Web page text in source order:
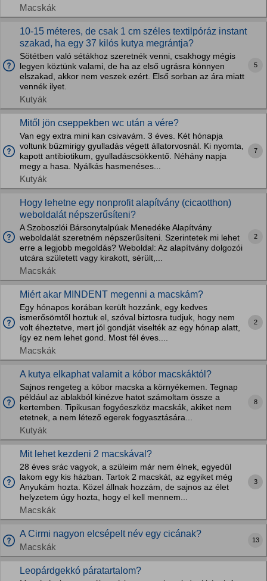
Macskák
10-15 méteres, de csak 1 cm széles textilpóráz instant
szakad, ha egy 37 kilós kutya megrántja?
Sötétben való sétákhoz szeretnék venni, csakhogy mégis
legyen köztünk valami, de ha az első ugrásra könnyen
elszakad, akkor nem veszek ezért. Első sorban az ára miatt
vennék ilyet.
Kutyák
5
Mitől jön cseppekben wc után a vére?
Van egy extra mini kan csivavám. 3 éves. Két hónapja
voltunk bűzmirigy gyulladás végett állatorvosnál. Ki nyomta,
kapott antibiotikum, gyulladáscsökkentő. Néhány napja
megy a hasa. Nyálkás hasmenéses...
Kutyák
7
Hogy lehetne egy nonprofit alapítvány (cicaotthon)
weboldalát népszerűsíteni?
A Szoboszlói Bársonytalpúak Menedéke Alapítvány
weboldalát szeretném népszerűsíteni. Szerintetek mi lehet
erre a legjobb megoldás? Weboldal: Az alapítvány dolgozói
utcára született vagy kirakott, sérült,...
Macskák
2
Miért akar MINDENT megenni a macskám?
Egy hónapos korában került hozzánk, egy kedves
ismerősömtől hoztuk el, szóval biztosra tudjuk, hogy nem
volt éheztetve, mert jól gondját viselték az egy hónap alatt,
így ez nem lehet gond. Most fél éves....
Macskák
2
A kutya elkaphat valamit a kóbor macskáktól?
Sajnos rengeteg a kóbor macska a környékemen. Tegnap
például az ablakból kinézve hatot számoltam össze a
kertemben. Tipikusan fogyóeszköz macskák, akiket nem
etetnek, a nem létező egerek fogyasztására...
Kutyák
8
Mit lehet kezdeni 2 macskával?
28 éves srác vagyok, a szüleim már nem élnek, egyedül
lakom egy kis házban. Tartok 2 macskát, az egyiket még
Anyukám hozta. Közel állnak hozzám, de sajnos az élet
helyzetem úgy hozta, hogy el kell mennem...
Macskák
3
A Cirmi nagyon elcsépelt név egy cicának?
Macskák
13
Leopárdgekkó páratartalom?